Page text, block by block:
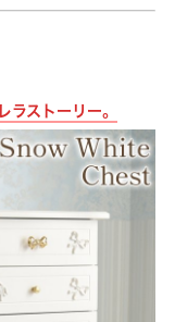
ストーリー。